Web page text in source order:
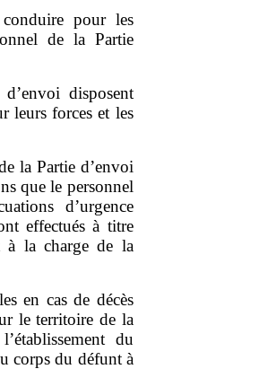
pour les
de la Partie
disposent
leurs forces et les
la Partie d’envoi
que le personnel
d’urgence
effectués à titre
à la charge de la
en cas de décès
le territoire de la
du
corps du défunt à